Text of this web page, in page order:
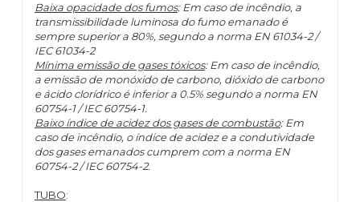
Baixa opacidade dos fumos: Em caso de incêndio, a
transmissibilidade luminosa do fumo emanado é
sempre superior a 80%, segundo a norma EN 61034-2 /
IEC 61034-2
Mínima emissão de gases tóxicos: Em caso de incêndio,
a emissão de monóxido de carbono, dióxido de carbono
e ácido clorídrico é inferior a 0.5% segundo a norma EN
60754-1 / IEC 60754-1.
Baixo índice de acidez dos gases de combustão: Em
caso de incêndio, o índice de acidez e a condutividade
dos gases emanados cumprem com a norma EN
60754-2 / IEC 60754-2.
TUBO: